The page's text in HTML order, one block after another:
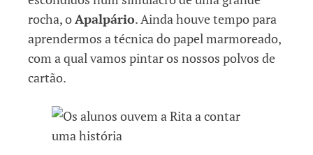
rocha, oApalpário. Ainda houve tempo para
aprendermos a técnica do papel marmoreado,
com a qual vamos pintar os nossos polvos de
cartão.